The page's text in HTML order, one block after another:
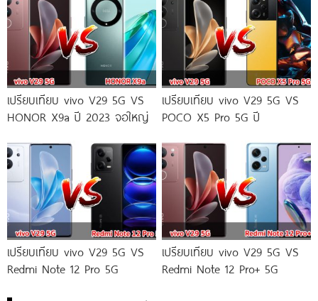
เปรียบเทียบ vivo V29 5G VS
HONOR X9a ปี 2023 จอใหญ่
เปรียบเทียบ vivo V29 5G VS
POCO X5 Pro 5G ปี
เปรียบเทียบ vivo V29 5G VS
Redmi Note 12 Pro 5G
เปรียบเทียบ vivo V29 5G VS
Redmi Note 12 Pro+ 5G